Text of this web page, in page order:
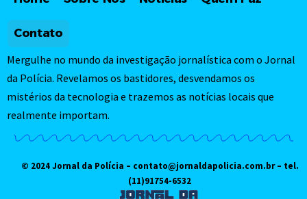
Contato
Mergulhe no mundo da investigação jornalística com o Jornal
da Polícia. Revelamos os bastidores, desvendamos os
mistérios da tecnologia e trazemos as notícias locais que
realmente importam.
© 2024 Jornal da Polícia – contato@jornaldapolicia.com.br– tel.
(11)91754-6532